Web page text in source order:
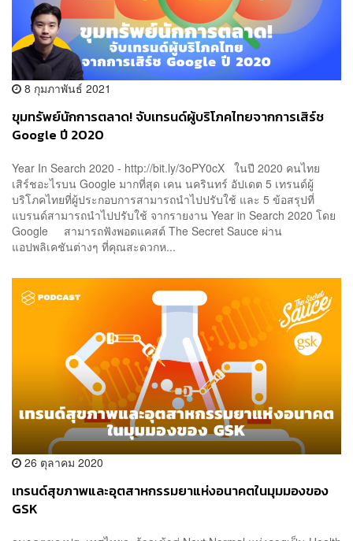
8 กุมภาพันธ์ 2021
ขุมทรัพย์นักการตลาด! จับเทรนด์ผู้บริโภคไทยจากการเสิร์ช
Google ปี 2020
Year In Search 2020 - http://bit.ly/3oPY0cX ในปี 2020 คนไทย
เสิร์ชอะไรบน Google มากที่สุด เคน นครินทร์ อัปเดต 5 เทรนด์ผู้
บริโภคไทยที่ผู้ประกอบการสามารถนำไปปรับใช้ และ 5 ข้อสรุปที่
แบรนด์สามารถนำไปปรับใช้ จากรายงาน Year in Search 2020 โดย
Google สามารถฟังพอดแคสต์ The Secret Sauce ผ่าน
แอปพลิเคชันต่างๆ ที่คุณสะดวกห...
26 ตุลาคม 2020
เทรนด์สุขภาพและอุตสาหกรรมยาแห่งอนาคตในมุมมองของ
GSK